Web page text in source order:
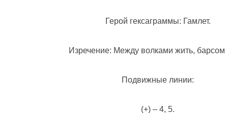
Герой гексаграммы: Гамлет.
Изречение: Между волками жить, барсом
Подвижные линии:
(+) – 4, 5.